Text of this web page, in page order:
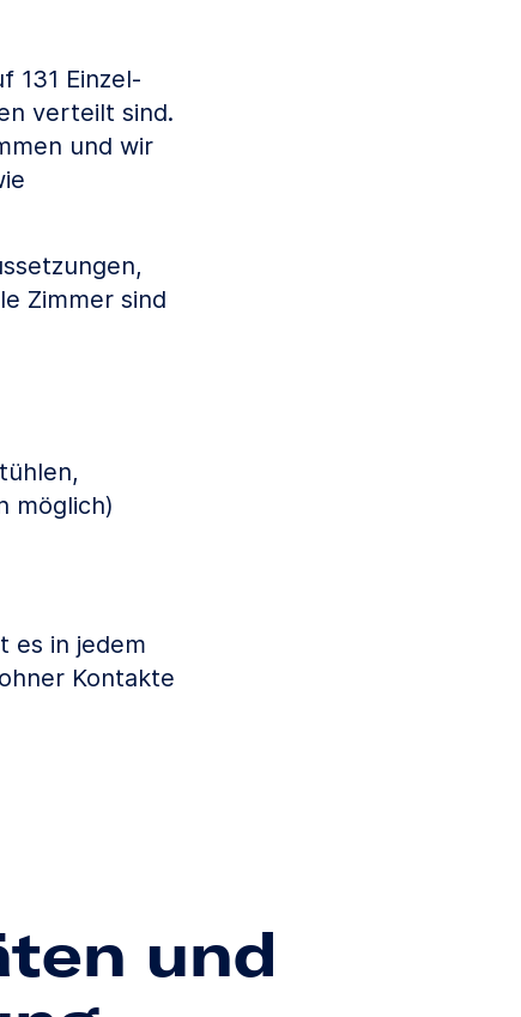
131 Einzel-
verteilt sind.
und wir
Zimmer sind
möglich)
es in jedem
Kontakte
und